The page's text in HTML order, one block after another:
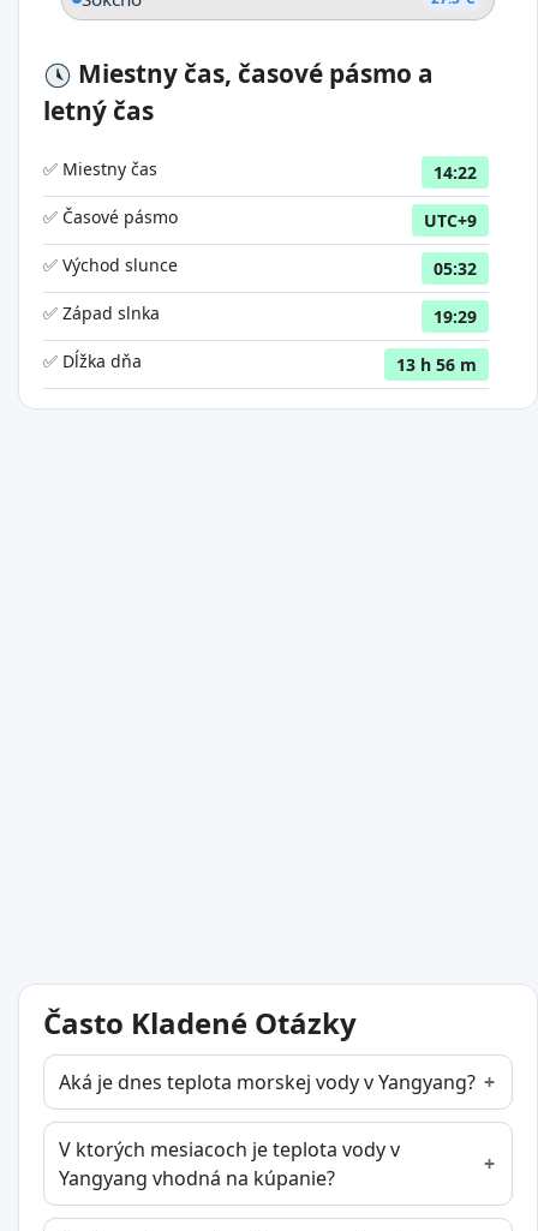
Miestny čas, časové pásmo a
letný čas
✅ Miestny čas
14:22
✅ Časové pásmo
UTC+9
✅ Východ slunce
05:32
✅ Západ slnka
19:29
✅ Dĺžka dňa
13 h 56 m
Často Kladené Otázky
Aká je dnes teplota morskej vody v Yangyang?
V ktorých mesiacoch je teplota vody v
Yangyang vhodná na kúpanie?